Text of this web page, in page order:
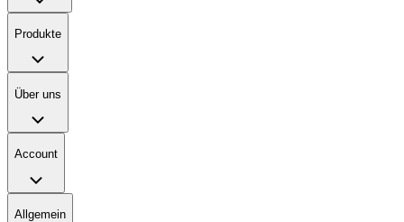
Produkte
Über uns
Account
Allgemein